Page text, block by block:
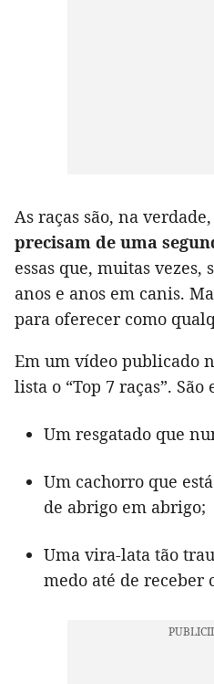
As raças são, na verdade,
precisam de uma
essas que, muitas vezes,
anos e anos em canis.
para oferecer como
Em um vídeo publicado
lista o “Top 7 raças”. São
Um resgatado que
Um cachorro que
de abrigo em abrigo;
Uma vira-lata tão
medo até de receber